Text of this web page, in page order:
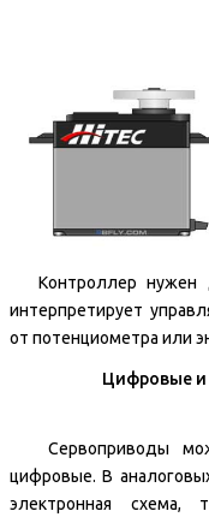
Контроллер нужен
интерпретирует
от потенциометра или
Цифровые и
Сервоприводы
цифровые. В
электронная схема,